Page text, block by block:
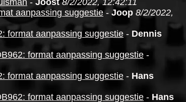
- Joost 8/2/2022, 12:42:11
aanpassing suggestie- Joop 8/2/2022,
format aanpassing suggestie - Dennis
format aanpassing suggestie -
format aanpassing suggestie - Hans
format aanpassing suggestie - Hans